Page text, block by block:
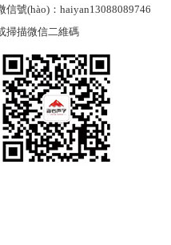
信號(hào)：haiyan13088089746
掃描微信二維碼